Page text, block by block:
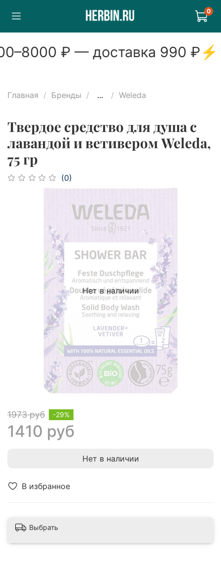
0
–8000₽ — доставка990₽⚡
Главная Бренды ... Weleda
Твердое средство для душа с
лавандой и ветивером Weleda,
75 гр
(0)
В избранное
Нет в наличии
1973 руб
1410 руб
-29%
Нет в наличии
Выбрать